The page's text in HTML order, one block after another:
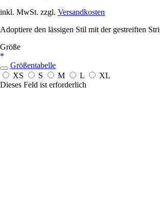
inkl. MwSt. zzgl. Versandkosten
Adoptiere den lässigen Stil mit der gestreiften
Größe
*
Größentabelle
XS
S M L
XL
Dieses Feld ist erforderlich